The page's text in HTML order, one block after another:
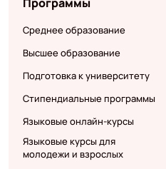
Среднее образование
Высшее образование
Подготовка к университету
Стипендиальные программы
Языковые онлайн-курсы
Языковые курсы для
молодежи и взрослых